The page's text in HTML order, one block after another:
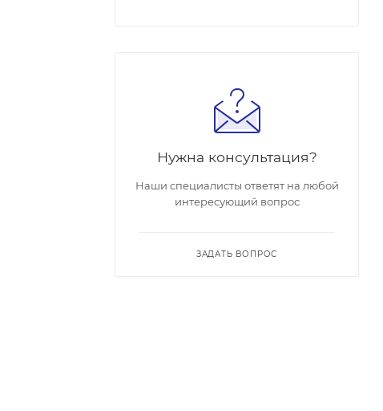
Нужна консультация?
Наши специалисты ответят на любой
интересующий вопрос
ЗАДАТЬ ВОПРОС